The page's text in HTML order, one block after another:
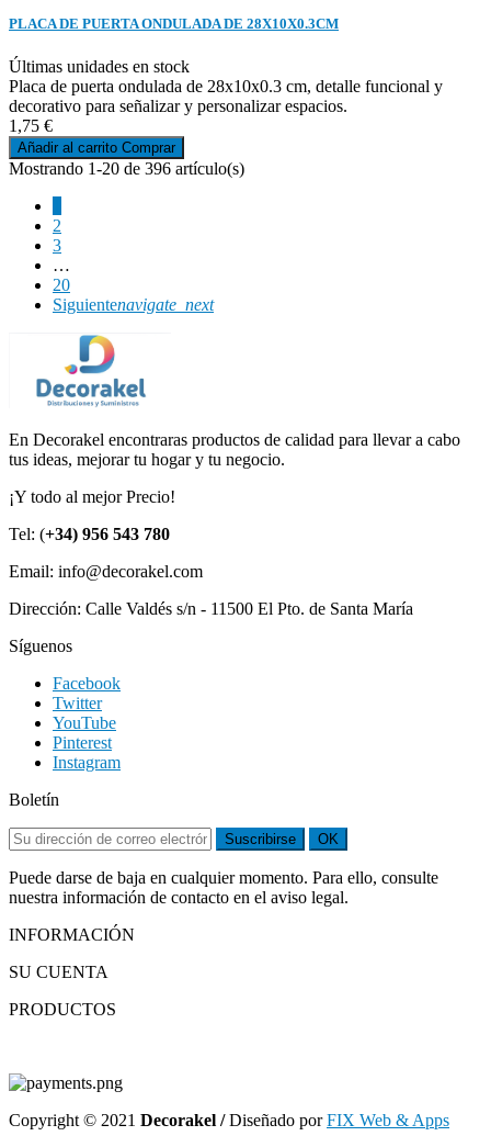
PLACA DE PUERTA ONDULADA DE 28X10X0.3CM
Últimas unidades en stock
Placa de puerta ondulada de 28x10x0.3 cm, detalle funcional y
decorativo para señalizar y personalizar espacios.
1,75 €
Añadir al carrito Comprar
Mostrando 1-20 de 396 artículo(s)
2
3
…
20
Siguientenavigate_next
En Decorakel encontraras productos de calidad para llevar a cabo
tus ideas, mejorar tu hogar y tu negocio.
¡Y todo al mejor Precio!
Tel: (+34) 956 543 780
Email: info@decorakel.com
Dirección: Calle Valdés s/n - 11500 El Pto. de Santa María
Síguenos
Facebook
Twitter
YouTube
Pinterest
Instagram
Boletín
Suscribirse OK
Puede darse de baja en cualquier momento. Para ello, consulte
nuestra información de contacto en el aviso legal.
INFORMACIÓN
SU CUENTA
PRODUCTOS
Copyright © 2021 Decorakel /Diseñado porFIX Web & Apps